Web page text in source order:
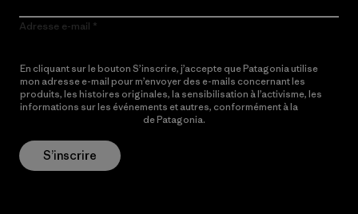
Adresse e-mail
En cliquant sur le bouton S’inscrire, j’accepte que Patagonia utilise
mon adresse e-mail pour m’envoyer des e-mails concernant les
produits, les histoires originales, la sensibilisation à l’activisme, les
informations sur les événements et autres, conformément à la
de Patagonia.
S’inscrire